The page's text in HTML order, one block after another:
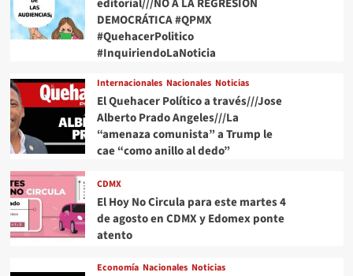
editorial///NO A LA REGRESIÓN
DEMOCRÁTICA #QPMX
#QuehacerPolitico
#InquiriendoLaNoticia
Internacionales Nacionales Noticias
El Quehacer Político a través///Jose
Alberto Prado Angeles///La
“amenaza comunista” a Trump le
cae “como anillo al dedo”
CDMX
El Hoy No Circula para este martes 4
de agosto en CDMX y Edomex ponte
atento
Economía Nacionales Noticias